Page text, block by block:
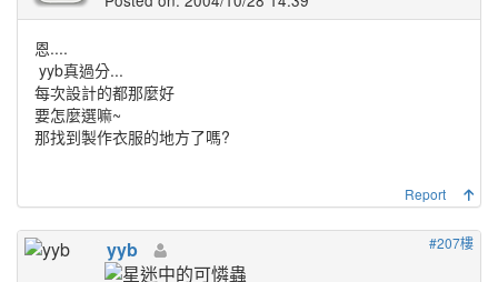
恩....
yyb真過分...
每次設計的都那麼好
要怎麼選嘛~
那找到製作衣服的地方了嗎?
Report
#207樓
yyb